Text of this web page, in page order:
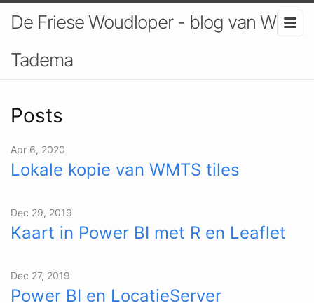
De Friese Woudloper - blog van Willy
Tadema
Posts
Apr 6, 2020
Lokale kopie van WMTS tiles
Dec 29, 2019
Kaart in Power BI met R en Leaflet
Dec 27, 2019
Power BI en LocatieServer